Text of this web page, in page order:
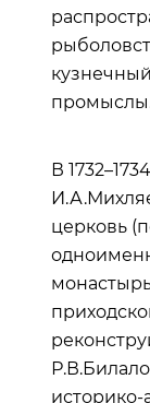
В
церковь
историко-